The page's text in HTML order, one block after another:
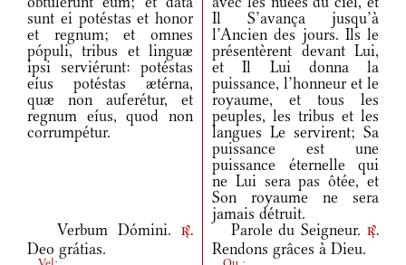
sunt ei potéstas et honor
et regnum; et omnes
pópuli, tribus et linguæ
ipsi serviérunt: potéstas
eíus potéstas ætérna,
quæ non auferétur, et
regnum eíus, quod non
corrumpétur.
Il S’avança jusqu’à
l’Ancien des jours. Ils le
présentèrent devant Lui,
et Il Lui donna la
puissance, l’honneur et le
royaume, et tous les
peuples, les tribus et les
langues Le servirent; Sa
puissance est une
puissance éternelle qui
ne Lui sera pas ôtée, et
Son royaume ne sera
jamais détruit.
Verbum Dómini.
r.
Deo grátias.
Parole du Seigneur. r.
Rendons grâces à Dieu.